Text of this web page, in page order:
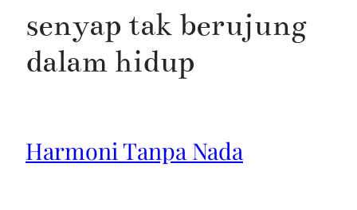
senyap tak berujung
dalam hidup
Harmoni Tanpa Nada